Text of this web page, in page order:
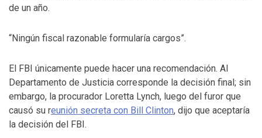
de un año.
“Ningún fiscal razonable formularía cargos”.
El FBI únicamente puede hacer una recomendación. Al
Departamento de Justicia corresponde la decisión final; sin
embargo, la procurador Loretta Lynch, luego del furor que
causó su reunión secreta con Bill Clinton, dijo que aceptaría
la decisión del FBI.